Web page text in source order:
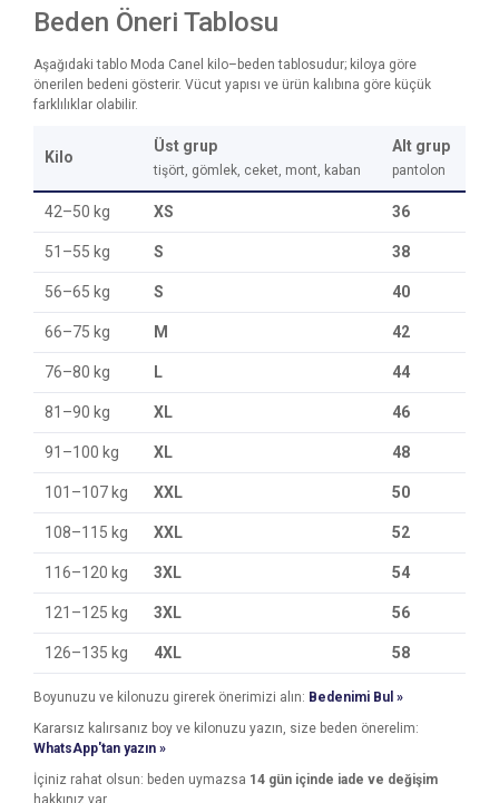
Beden Öneri Tablosu
Aşağıdaki tablo Moda Canel kilo–beden tablosudur; kiloya göre
önerilen bedeni gösterir. Vücut yapısı ve ürün kalıbına göre küçük
farklılıklar olabilir.
Kilo
Üst grup
tişört, gömlek, ceket, mont, kaban
Alt grup
pantolon
42–50 kg XS 36
51–55 kg S 38
56–65 kg S 40
66–75 kg M 42
76–80 kg L 44
81–90 kg XL 46
91–100 kg XL 48
101–107 kg XXL 50
108–115 kg XXL 52
116–120 kg 3XL 54
121–125 kg 3XL 56
126–135 kg 4XL 58
Boyunuzu ve kilonuzu girerek önerimizi alın: Bedenimi Bul »
Kararsız kalırsanız boy ve kilonuzu yazın, size beden önerelim:
WhatsApp'tan yazın »
İçiniz rahat olsun: beden uymazsa 14 gün içinde iade ve değişim
hakkınız var.